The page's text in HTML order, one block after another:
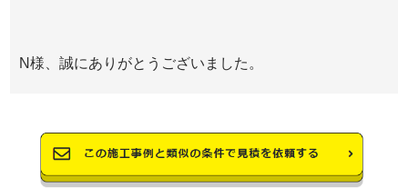
N様、誠にありがとうございました。